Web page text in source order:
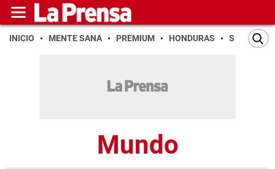
INICIO MENTE SANA PREMIUM HONDURAS SAN PEDRO
Mundo